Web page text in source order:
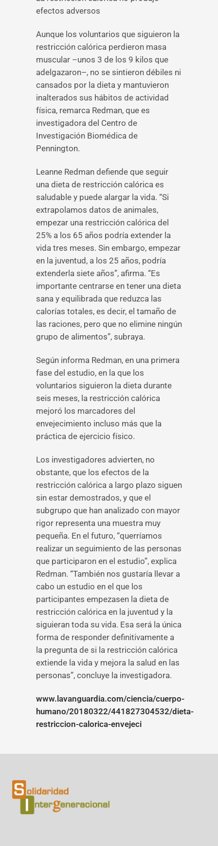
efectos adversos
Aunque los voluntarios que siguieron la
restricción calórica perdieron masa
muscular –unos 3 de los 9 kilos que
adelgazaron–, no se sintieron débiles ni
cansados por la dieta y mantuvieron
inalterados sus hábitos de actividad
física, remarca Redman, que es
investigadora del Centro de
Investigación Biomédica de
Pennington.
Leanne Redman defiende que seguir
una dieta de restricción calórica es
saludable y puede alargar la vida. “Si
extrapolamos datos de animales,
empezar una restricción calórica del
25% a los 65 años podría extender la
vida tres meses. Sin embargo, empezar
en la juventud, a los 25 años, podría
extenderla siete años”, afirma. “Es
importante centrarse en tener una dieta
sana y equilibrada que reduzca las
calorías totales, es decir, el tamaño de
las raciones, pero que no elimine ningún
grupo de alimentos”, subraya.
Según informa Redman, en una primera
fase del estudio, en la que los
voluntarios siguieron la dieta durante
seis meses, la restricción calórica
mejoró los marcadores del
envejecimiento incluso más que la
práctica de ejercicio físico.
Los investigadores advierten, no
obstante, que los efectos de la
restricción calórica a largo plazo siguen
sin estar demostrados, y que el
subgrupo que han analizado con mayor
rigor representa una muestra muy
pequeña. En el futuro, “querríamos
realizar un seguimiento de las personas
que participaron en el estudio”, explica
Redman. “También nos gustaría llevar a
cabo un estudio en el que los
participantes empezasen la dieta de
restricción calórica en la juventud y la
siguieran toda su vida. Esa será la única
forma de responder definitivamente a
la pregunta de si la restricción calórica
extiende la vida y mejora la salud en las
personas”, concluye la investigadora.
www.lavanguardia.com/ciencia/cuerpo-
humano/20180322/441827304532/dieta-
restriccion-calorica-envejeci